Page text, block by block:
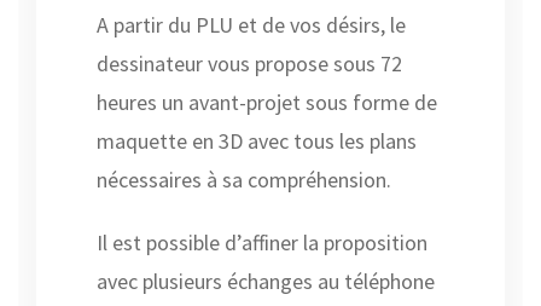
A partir du PLU et de vos désirs, le
dessinateur vous propose sous 72
heures un avant-projet sous forme de
maquette en 3D avec tous les plans
nécessaires à sa compréhension.
Il est possible d’affiner la proposition
avec plusieurs échanges au téléphone